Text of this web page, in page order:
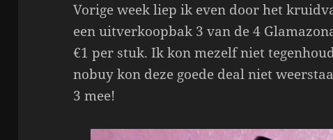
Vorige week liep ik even door het
een uitverkoopbak 3 van de 4
€1 per stuk. Ik kon mezelf niet
nobuy kon deze goede deal niet
3 mee!